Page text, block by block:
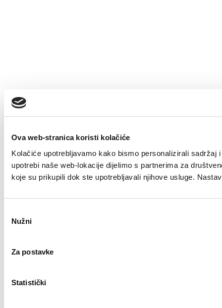
Ova web-stranica koristi kolačiće
Kolačiće upotrebljavamo kako bismo personalizirali
upotrebi naše web-lokacije dijelimo s partnerima za
koje su prikupili dok ste upotrebljavali njihove usluge.
pristanka
Nužni
Za postavke
Statistički